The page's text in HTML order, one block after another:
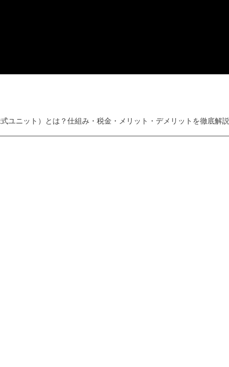
ユニット）とは？仕組み・税金・メリット・デメリットを徹底解説